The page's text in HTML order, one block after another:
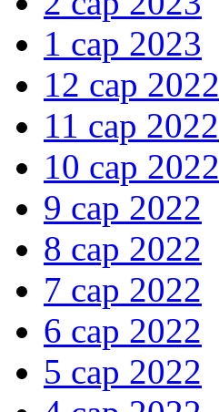
1 сар 2023
12 сар 2022
11 сар 2022
10 сар 2022
9 сар 2022
8 сар 2022
7 сар 2022
6 сар 2022
5 сар 2022